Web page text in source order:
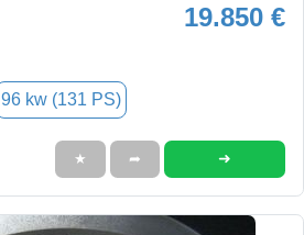
19.850 €
96 kw (131 PS)
★ ➦ ➜